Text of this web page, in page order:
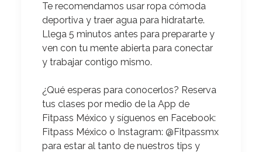
Te recomendamos usar ropa cómoda
deportiva y traer agua para hidratarte.
Llega 5 minutos antes para prepararte y
ven con tu mente abierta para conectar
y trabajar contigo mismo.
¿Qué esperas para conocerlos? Reserva
tus clases por medio de la App de
Fitpass México y síguenos en Facebook:
Fitpass México o Instagram: @Fitpassmx
para estar al tanto de nuestros tips y